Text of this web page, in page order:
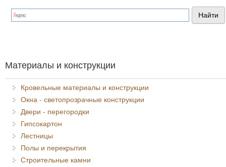
Я спамер
Материалы и конструкции
Кровельные материалы и конструкции
Окна - светопрозрачные конструкции
Двери - перегородки
Гипсокартон
Лестницы
Полы и перекрытия
Строительные камни